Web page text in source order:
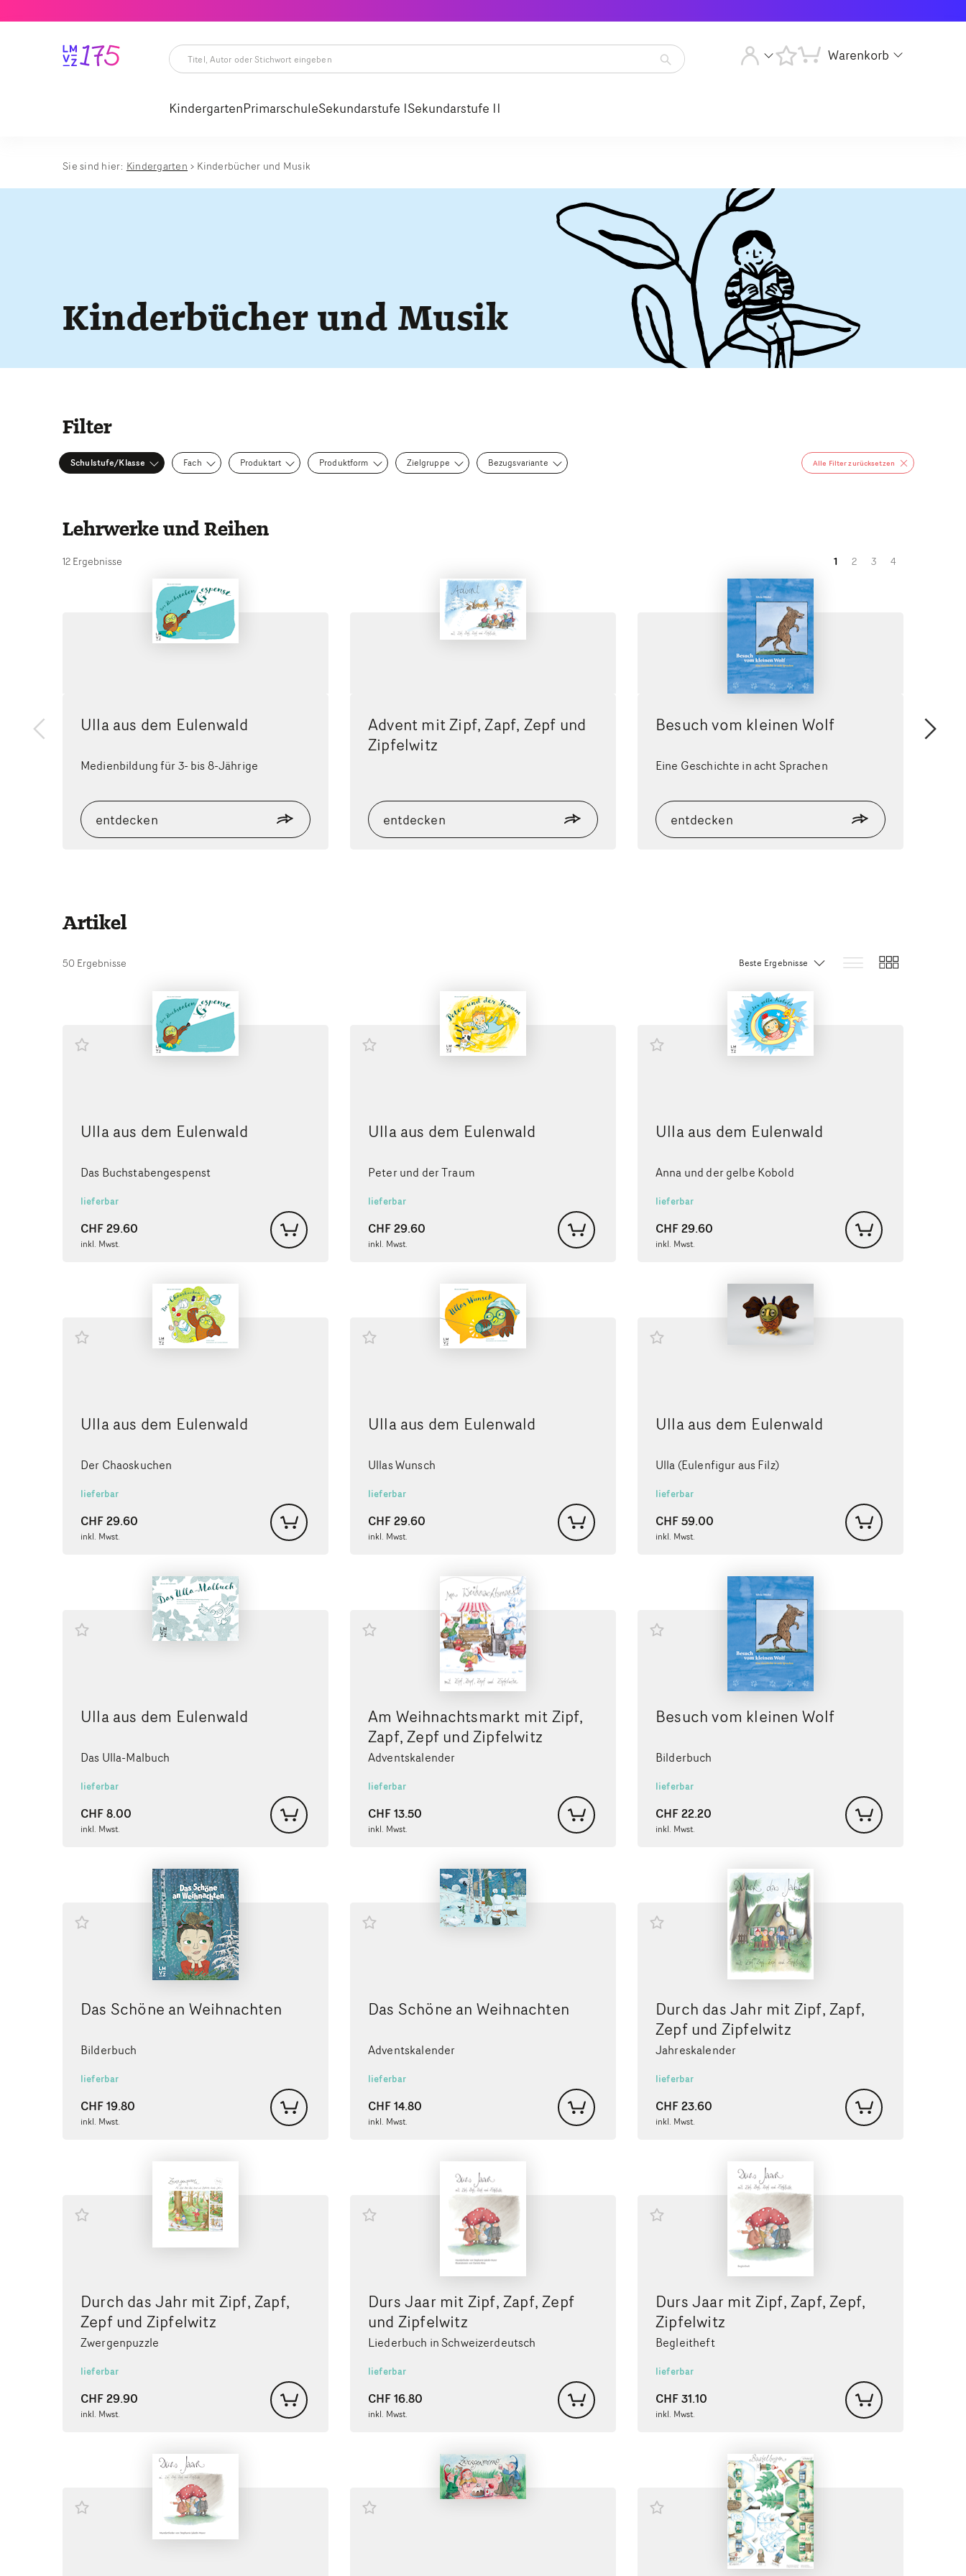
Titel,
Stichwort
eingeben
Artikelsuche
starten
KindergartenPrimarschuleSekundarstufe ISekundarstufe II
Warenkorb
Sie sind hier: Kindergarten Kinderbücher und Musik
Kinderbücher und Musik
Filter
Schulstufe/Klasse Fach Produktart Produktform Zielgruppe Bezugsvariante Alle Filter zurücksetzen
Lehrwerke und Reihen
12 Ergebnisse 1 2 3 4
Ulla aus dem Eulenwald
Medienbildung für 3- bis 8-Jährige
entdecken
Advent mit Zipf, Zapf, Zepf und
Zipfelwitz
entdecken
Besuch vom kleinen Wolf
Eine Geschichte in acht Sprachen
entdecken
Artikel
50 Ergebnisse
Ulla aus dem Eulenwald
Das Buchstabengespenst
lieferbar
CHF29.60
inkl. Mwst.
Ulla aus dem Eulenwald
Peter und der Traum
lieferbar
CHF29.60
inkl. Mwst.
Ulla aus dem Eulenwald
Anna und der gelbe Kobold
lieferbar
CHF29.60
inkl. Mwst.
Ulla aus dem Eulenwald
Der Chaoskuchen
lieferbar
CHF29.60
inkl. Mwst.
Ulla aus dem Eulenwald
Ullas Wunsch
lieferbar
CHF29.60
inkl. Mwst.
Ulla aus dem Eulenwald
Ulla (Eulenfigur aus Filz)
lieferbar
CHF59.00
inkl. Mwst.
Ulla aus dem Eulenwald
Das Ulla-Malbuch
lieferbar
CHF8.00
inkl. Mwst.
Am Weihnachtsmarkt mit Zipf,
Zapf, Zepf und Zipfelwitz
Adventskalender
lieferbar
CHF13.50
inkl. Mwst.
Besuch vom kleinen Wolf
Bilderbuch
lieferbar
CHF22.20
inkl. Mwst.
Das Schöne an Weihnachten
Bilderbuch
lieferbar
CHF19.80
inkl. Mwst.
Das Schöne an Weihnachten
Adventskalender
lieferbar
CHF14.80
inkl. Mwst.
Durch das Jahr mit Zipf, Zapf,
Zepf und Zipfelwitz
Jahreskalender
lieferbar
CHF23.60
inkl. Mwst.
Durch das Jahr mit Zipf, Zapf,
Zepf und Zipfelwitz
Zwergenpuzzle
lieferbar
CHF29.90
inkl. Mwst.
Durs Jaar mit Zipf, Zapf, Zepf
und Zipfelwitz
Liederbuch in Schweizerdeutsch
lieferbar
CHF16.80
inkl. Mwst.
Durs Jaar mit Zipf, Zapf, Zepf,
Zipfelwitz
Begleitheft
lieferbar
CHF31.10
inkl. Mwst.
Stichwort